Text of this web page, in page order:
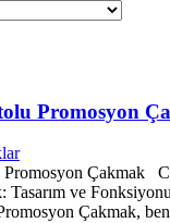
Promosyon
Çakmak
Tasarım ve
Çakmak,